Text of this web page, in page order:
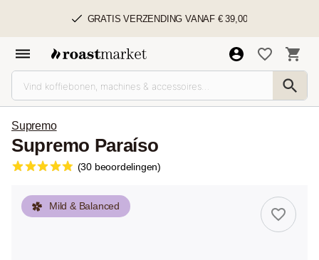
GRATIS VERZENDING VANAF € 39,00
Supremo
Supremo Paraíso
(30 beoordelingen)
Mild & Balanced